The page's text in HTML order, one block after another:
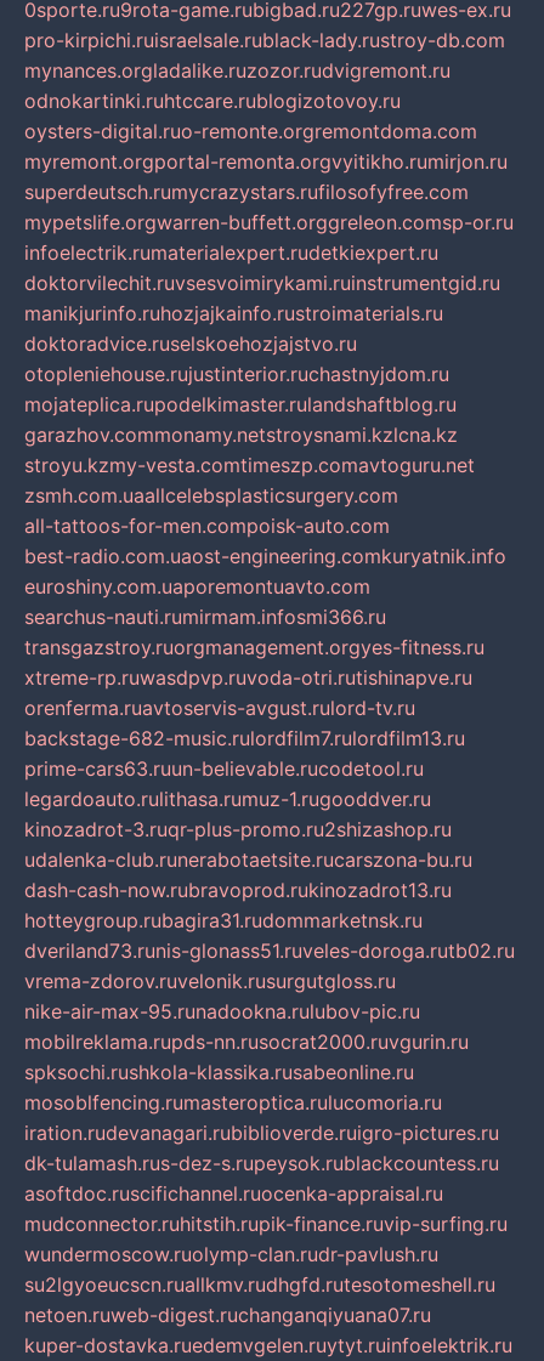
0sporte.ru9rota-game.rubigbad.ru227gp.ruwes-ex.ru
pro-kirpichi.ruisraelsale.rublack-lady.rustroy-db.com
mynances.orgladalike.ruzozor.rudvigremont.ru
odnokartinki.ruhtccare.rublogizotovoy.ru
oysters-digital.ruo-remonte.orgremontdoma.com
myremont.orgportal-remonta.orgvyitikho.rumirjon.ru
superdeutsch.rumycrazystars.rufilosofyfree.com
mypetslife.orgwarren-buffett.orggreleon.comsp-or.ru
infoelectrik.rumaterialexpert.rudetkiexpert.ru
doktorvilechit.ruvsesvoimirykami.ruinstrumentgid.ru
manikjurinfo.ruhozjajkainfo.rustroimaterials.ru
doktoradvice.ruselskoehozjajstvo.ru
otopleniehouse.rujustinterior.ruchastnyjdom.ru
mojateplica.rupodelkimaster.rulandshaftblog.ru
garazhov.commonamy.netstroysnami.kzlcna.kz
stroyu.kzmy-vesta.comtimeszp.comavtoguru.net
zsmh.com.uaallcelebsplasticsurgery.com
all-tattoos-for-men.compoisk-auto.com
best-radio.com.uaost-engineering.comkuryatnik.info
euroshiny.com.uaporemontuavto.com
searchus-nauti.rumirmam.infosmi366.ru
transgazstroy.ruorgmanagement.orgyes-fitness.ru
xtreme-rp.ruwasdpvp.ruvoda-otri.rutishinapve.ru
orenferma.ruavtoservis-avgust.rulord-tv.ru
backstage-682-music.rulordfilm7.rulordfilm13.ru
prime-cars63.ruun-believable.rucodetool.ru
legardoauto.rulithasa.rumuz-1.rugooddver.ru
kinozadrot-3.ruqr-plus-promo.ru2shizashop.ru
udalenka-club.runerabotaetsite.rucarszona-bu.ru
dash-cash-now.rubravoprod.rukinozadrot13.ru
hotteygroup.rubagira31.rudommarketnsk.ru
dveriland73.runis-glonass51.ruveles-doroga.rutb02.ru
vrema-zdorov.ruvelonik.rusurgutgloss.ru
nike-air-max-95.runadookna.rulubov-pic.ru
mobilreklama.rupds-nn.rusocrat2000.ruvgurin.ru
spksochi.rushkola-klassika.rusabeonline.ru
mosoblfencing.rumasteroptica.rulucomoria.ru
iration.rudevanagari.rubiblioverde.ruigro-pictures.ru
dk-tulamash.rus-dez-s.rupeysok.rublackcountess.ru
asoftdoc.ruscifichannel.ruocenka-appraisal.ru
mudconnector.ruhitstih.rupik-finance.ruvip-surfing.ru
wundermoscow.ruolymp-clan.rudr-pavlush.ru
su2lgyoeucscn.ruallkmv.rudhgfd.rutesotomeshell.ru
netoen.ruweb-digest.ruchanganqiyuana07.ru
kuper-dostavka.ruedemvgelen.ruytyt.ruinfoelektrik.ru